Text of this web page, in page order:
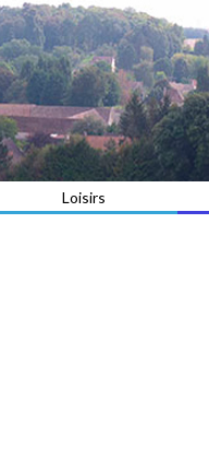
Loisirs